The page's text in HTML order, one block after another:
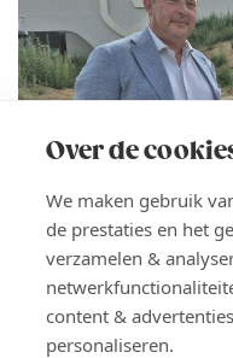
Over de
We maken gebruik
de prestaties en het
verzamelen &
content &
personaliseren.
ECONOMISCHE
IMPACT
IS
NIEUWS 6 AUG 2026
"Limburgse
naar 2027, maar
economische